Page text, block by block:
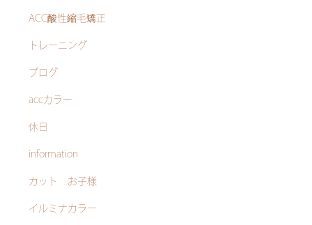
ACC酸性縮毛矯正
トレーニング
ブログ
accカラー
休日
information
カット お子様
イルミナカラー